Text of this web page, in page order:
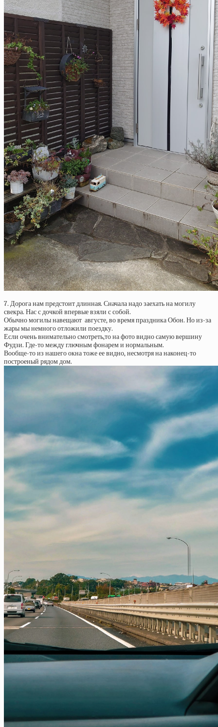
7. Дорога нам предстоит длинная. Сначала надо заехать на могилу
свекра. Нас с дочкой впервые взяли с собой.
Обычно могилы навещают августе, во время праздника Обон. Но из-за
жары мы немного отложили поездку.
Если очень внимательно смотреть,то на фото видно самую вершину
Фудзи. Где-то между глючным фонарем и нормальным.
Вообще-то из нашего окна тоже ее видно, несмотря на наконец-то
построеный рядом дом.